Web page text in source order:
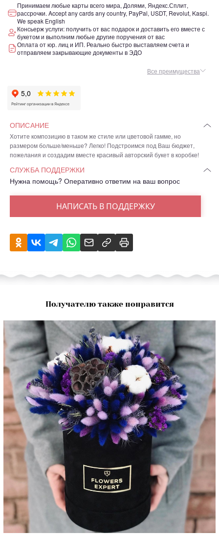
Принимаем любые карты всего мира, Долями, Яндекс.Сплит,
рассрочки. Accept any cards any country, PayPal, USDT, Revolut, Kaspi.
We speak English
Консьерж услуги: получить от вас подарок и доставить его вместе с
букетом и выполним любые другие поручения от вас
Оплата от юр. лиц и ИП. Реально быстро выставляем счета и
отправляем закрывающие документы в ЭДО
Все преимущества
ОПИСАНИЕ
Хотите композицию в таком же стиле или цветовой гамме, но
размером больше/меньше? Легко! Подстроимся под Ваш бюджет,
пожелания и создадим вместе красивый авторский букет в коробке!
СЛУЖБА ПОДДЕРЖКИ
Нужна помощь? Оперативно ответим на ваш вопрос
НАПИСАТЬ В ПОДДЕРЖКУ
Получателю также понравится